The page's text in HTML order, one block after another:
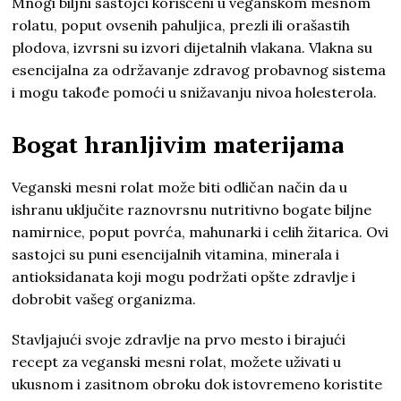
rolatu, poput ovsenih pahuljica, prezli ili orašastih
plodova, izvrsni su izvori dijetalnih vlakana. Vlakna su
esencijalna za održavanje zdravog probavnog sistema
i mogu takođe pomoći u snižavanju nivoa holesterola.
Bogat hranljivim materijama
Veganski mesni rolat može biti odličan način da u
ishranu uključite raznovrsnu nutritivno bogate biljne
namirnice, poput povrća, mahunarki i celih žitarica. Ovi
sastojci su puni esencijalnih vitamina, minerala i
antioksidanata koji mogu podržati opšte zdravlje i
dobrobit vašeg organizma.
Stavljajući svoje zdravlje na prvo mesto i birajući
recept za veganski mesni rolat, možete uživati u
ukusnom i zasitnom obroku dok istovremeno koristite